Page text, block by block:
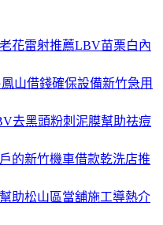
花雷射推薦LBV苗栗白內
山借錢確保設備新竹急用
去黑頭粉刺泥膜幫助祛痘
的新竹機車借款乾洗店推
助松山區當舖施工導熱介